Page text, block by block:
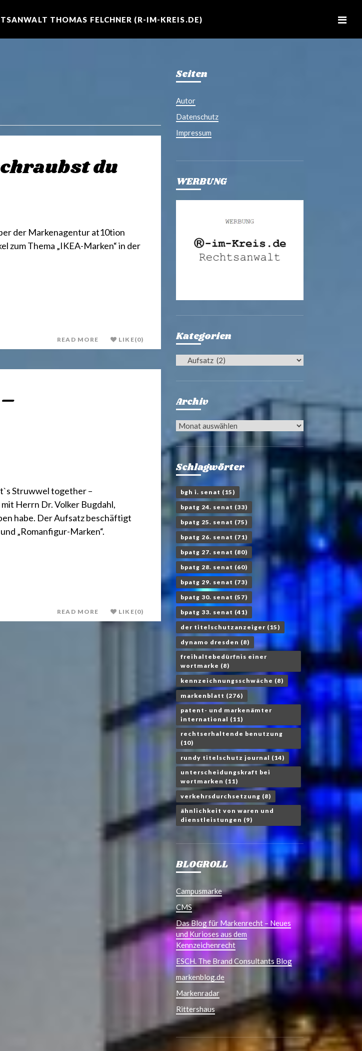
THOMAS FELCHNER (R-IM-KREIS.DE)
du
der Markenagentur at10tion
zum Thema „IKEA-Marken“ in der
READ MORE LIKE(0)
Struwwel together –
Herrn Dr. Volker Bugdahl,
habe. Der Aufsatz beschäftigt
„Romanfigur-Marken“.
READ MORE LIKE(0)
Seiten
Autor
Datenschutz
Impressum
WERBUNG
Kategorien
Kategorien
Archiv
Archiv
Schlagwörter
bgh i. senat (15)
bpatg 24. senat (33)
bpatg 25. senat (75)
bpatg 26. senat (71)
bpatg 27. senat (80)
bpatg 28. senat (60)
bpatg 29. senat (73)
bpatg 30. senat (57)
bpatg 33. senat (41)
der titelschutzanzeiger (15)
dynamo dresden (8)
freihaltebedürfnis einer
wortmarke (8)
kennzeichnungsschwäche (8)
markenblatt (276)
patent- und markenämter
international (11)
rechtserhaltende benutzung
(10)
rundy titelschutz journal (14)
unterscheidungskraft bei
wortmarken (11)
verkehrsdurchsetzung (8)
ähnlichkeit von waren und
dienstleistungen (9)
BLOGROLL
Campusmarke
CMS
Das Blog für Markenrecht – Neues
und Kurioses aus dem
Kennzeichenrecht
ESCH. The Brand Consultants Blog
markenblog.de
Markenradar
Rittershaus